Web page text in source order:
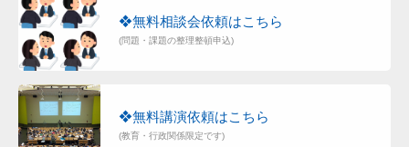
❖無料相談会依頼はこちら
(問題・課題の整理整頓申込)
❖無料講演依頼はこちら
(教育・行政関係限定です)